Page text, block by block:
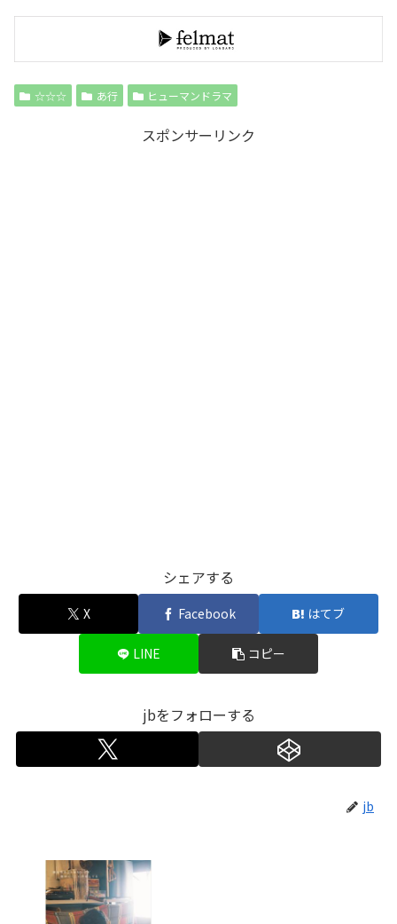
☆☆☆ あ行 ヒューマンドラマ
スポンサーリンク
シェアする
X Facebook はてブ
LINE コピー
jbをフォローする
jb